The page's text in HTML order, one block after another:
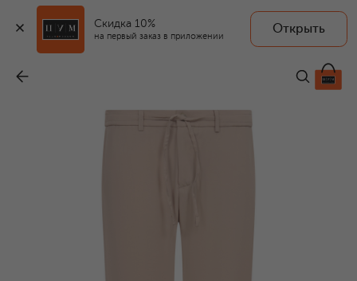
Скидка 10%
на первый заказ в приложении
Открыть
34 950 ₽